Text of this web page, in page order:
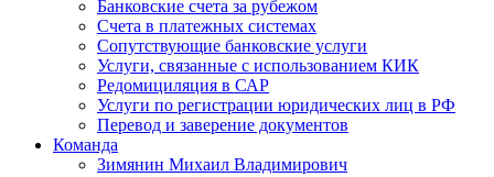
Банковские счета за рубежом
Счета в платежных системах
Сопутствующие банковские услуги
Услуги, связанные с использованием КИК
Редомициляция в САР
Услуги по регистрации юридических лиц в РФ
Перевод и заверение документов
Команда
Зимянин Михаил Владимирович